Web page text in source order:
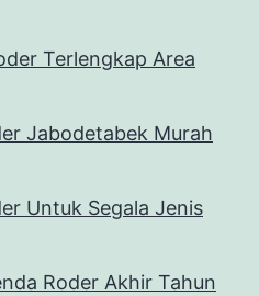
Terlengkap Area
Jabodetabek Murah
Untuk Segala Jenis
Roder Akhir Tahun